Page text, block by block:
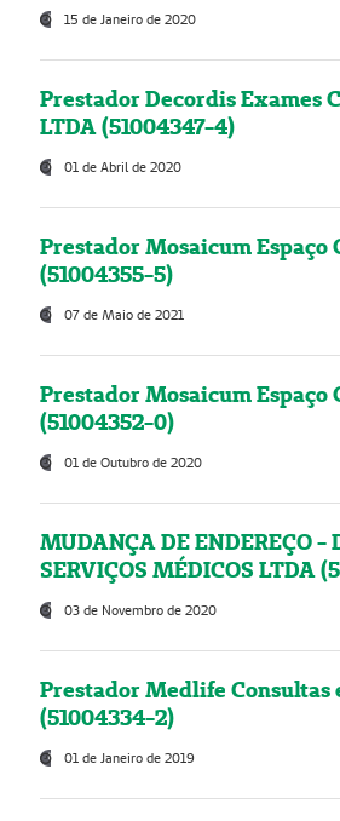
15 de Janeiro de 2020
Prestador Decordis Exames
LTDA (51004347-4)
01 de Abril de 2020
Prestador Mosaicum
(51004355-5)
07 de Maio de 2021
Prestador Mosaicum Espaço
(51004352-0)
01 de Outubro de 2020
MUDANÇA DE ENDEREÇO -
SERVIÇOS MÉDICOS LTDA
03 de Novembro de 2020
Prestador Medlife Consultas
(51004334-2)
01 de Janeiro de 2019